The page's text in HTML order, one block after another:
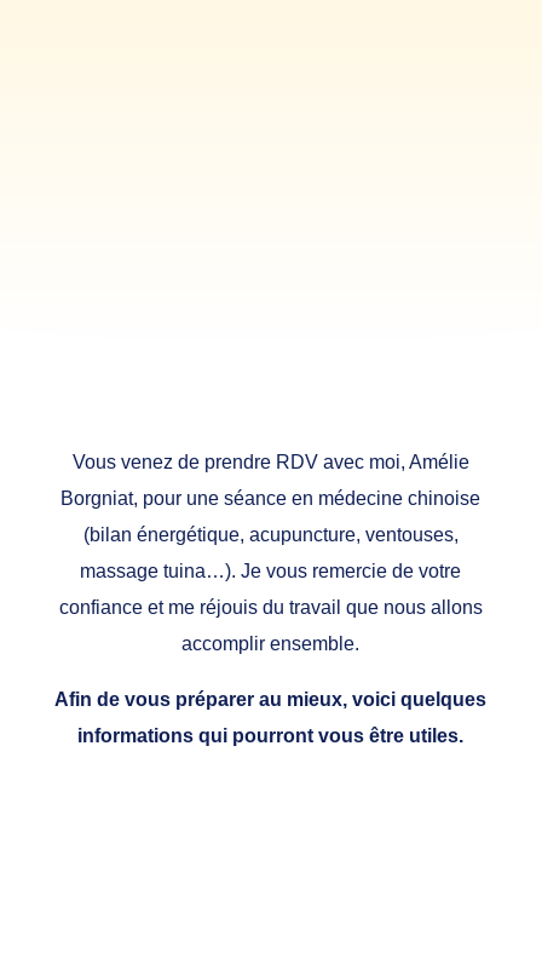
Vous venez de prendre RDV avec moi, Amélie
Borgniat, pour une séance en médecine chinoise
(bilan énergétique, acupuncture, ventouses,
massage tuina…). Je vous remercie de votre
confiance et me réjouis du travail que nous allons
accomplir ensemble.
Afin de vous préparer au mieux, voici quelques
informations qui pourront vous être utiles.